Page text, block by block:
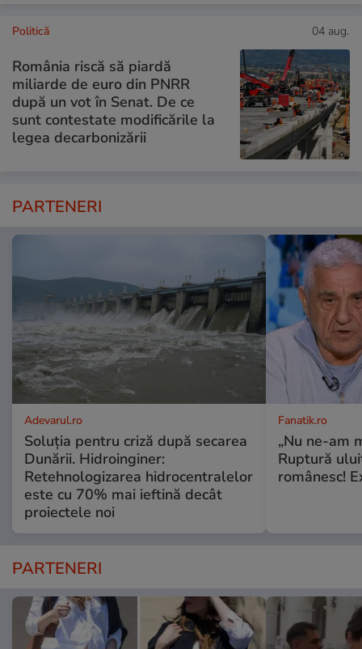
Politică 04 aug.
România riscă să piardă
miliarde de euro din PNRR
după un vot în Senat. De ce
sunt contestate modificările la
legea decarbonizării
PARTENERI
Adevarul.ro
Soluția pentru criză după secarea
Dunării. Hidroinginer:
Retehnologizarea hidrocentralelor
este cu 70% mai ieftină decât
proiectele noi
Fanatik.ro
„Nu ne-am
Ruptură
românesc!
PARTENERI